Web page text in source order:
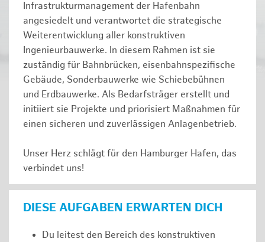
Infrastrukturmanagement der Hafenbahn
angesiedelt und verantwortet die strategische
Weiterentwicklung aller konstruktiven
Ingenieurbauwerke. In diesem Rahmen ist sie
zuständig für Bahnbrücken, eisenbahnspezifische
Gebäude, Sonderbauwerke wie Schiebebühnen
und Erdbauwerke. Als Bedarfsträger erstellt und
initiiert sie Projekte und priorisiert Maßnahmen für
einen sicheren und zuverlässigen Anlagenbetrieb.
Unser Herz schlägt für den Hamburger Hafen, das
verbindet uns!
DIESE AUFGABEN ERWARTEN DICH
Du leitest den Bereich des konstruktiven